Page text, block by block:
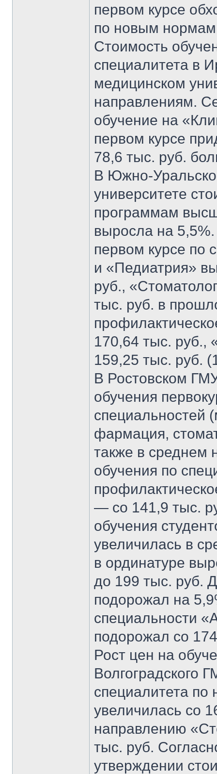
первом курсе
по новым
Стоимость
специалитета в
медицинском
направлениям.
обучение на
первом курсе
78,6 тыс. руб.
В Южно-
университете
программам
выросла на
первом курсе по
и «Педиатрия»
руб.,
тыс. руб. в
170,64 тыс. руб.,
159,25 тыс. руб.
В Ростовском
обучения
специальностей
фармация,
также в среднем
обучения по
— со 141,9 тыс.
обучения
увеличилась в
в ординатуре
до 199 тыс. руб.
подорожал на
специальности
подорожал со
Рост цен на
Волгоградского
специалитета
увеличилась со
направлению
тыс. руб.
утверждении